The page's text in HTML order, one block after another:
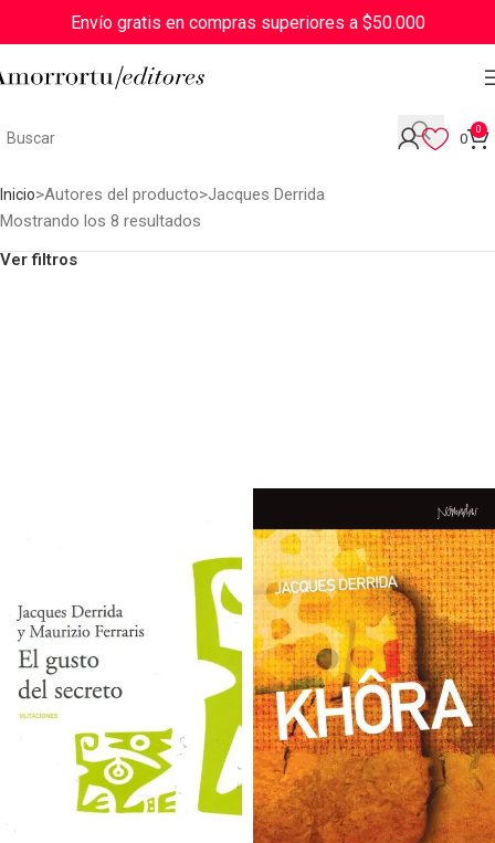
Envío gratis en compras superiores a $50.000
0
0
Inicio Autores del producto Jacques Derrida
Mostrando los 8 resultados
Ver filtros